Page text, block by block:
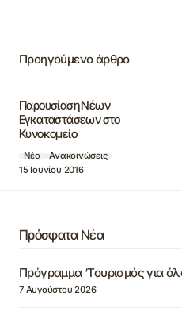
Προηγούμενο άρθρο
Παρουσίαση Νέων
Εγκαταστάσεων στο
Κυνοκομείο
Νέα - Ανακοινώσεις
15 Ιουνίου 2016
Πρόσφατα Νέα
Πρόγραμμα ‘Τουρισμός για
7 Αυγούστου 2026